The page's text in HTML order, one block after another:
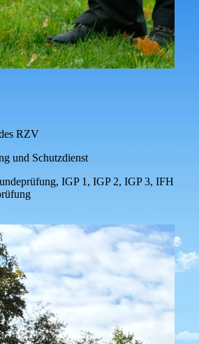
RZV
und Schutzdienst
IGP 1, IGP 2, IGP 3, IFH